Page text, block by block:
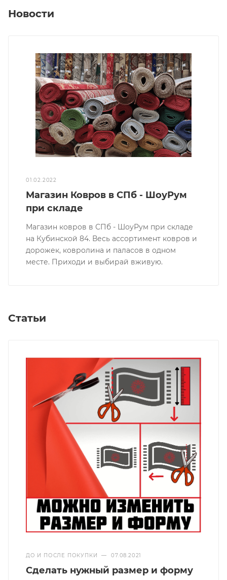
Новости
01.02.2022
Магазин Ковров в СПб - ШоуРум
при складе
Магазин ковров в СПб - ШоуРум при складе
на Кубинской 84. Весь ассортимент ковров и
дорожек, ковролина и паласов в одном
месте. Приходи и выбирай вживую.
Статьи
ДО И ПОСЛЕ ПОКУПКИ — 07.08.2021
Сделать нужный размер и форму